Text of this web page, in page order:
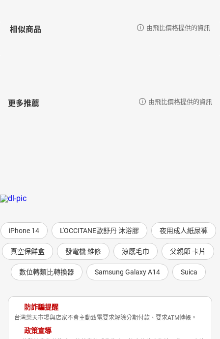
相似商品 由飛比價格提供的資訊
更多推薦 由飛比價格提供的資訊
iPhone 14 L'OCCITANE歐舒丹 沐浴膠 夜用成人紙尿褲
真空保鮮盒 發電機 維修 涼感毛巾 父親節 卡片
數位轉類比轉換器 Samsung Galaxy A14 Suica
防詐騙提醒
台灣樂天市場與店家不會主動致電要求解除分期付款、要求ATM轉帳。
政策宣導